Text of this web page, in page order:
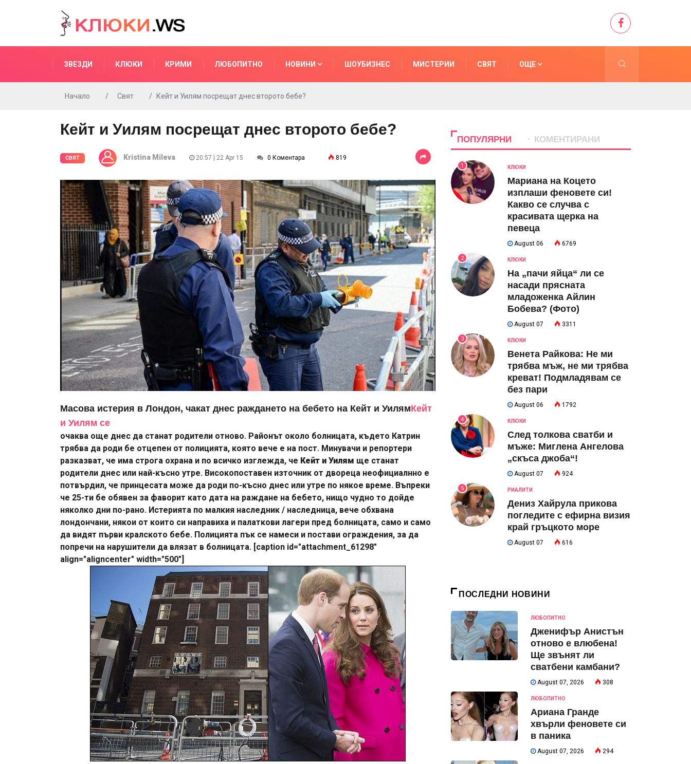
ЗВЕЗДИ КЛЮКИ КРИМИ ЛЮБОПИТНО НОВИНИ ШОУБИЗНЕС МИСТЕРИИ СВЯТ ОЩЕ
Начало Свят Кейт и Уилям посрещат днес второто бебе?
Кейт и Уилям посрещат днес второто бебе?
СВЯТ Kristina Mileva 20:57 | 22 Apr 15 0 Коментара 819
Масова истерия в Лондон, чакат днес раждането на бебето на Кейт и УилямКейт
и Уилям се
очаква още днес да станат родители отново. Районът около болницата, където Катрин
трябва да роди бе отцепен от полицията, която вече е на пост. Минувачи и репортери
разказват, че има строга охрана и по всичко изглежда, че Кейт и Уилям ще станат
родители днес или най-късно утре. Високопоставен източник от двореца неофициалнно е
потвърдил, че принцесата може да роди по-късно днес или утре по някое време. Въпреки
че 25-ти бе обявен за фаворит като дата на раждане на бебето, нищо чудно то дойде
няколко дни по-рано. Истерията по малкия наследник / наследница, вече обхвана
лондончани, някои от които си направиха и палаткови лагери пред болницата, само и само
да видят първи кралското бебе. Полицията пък се намеси и постави ограждения, за да
попречи на нарушители да влязат в болницата. [caption id="attachment_61298"
align="aligncenter" width="500"]
ПОПУЛЯРНИ КОМЕНТИРАНИ
1 КЛЮКИ
Мариана на Коцето
изплаши феновете си!
Какво се случва с
красивата щерка на
певеца
August 06 6769
2 КЛЮКИ
На „пачи яйца“ ли се
насади прясната
младоженка Айлин
Бобева? (Фото)
August 07 3311
3 КЛЮКИ
Венета Райкова: Не ми
трябва мъж, не ми трябва
креват! Подмладявам се
без пари
August 06 1792
4 КЛЮКИ
След толкова сватби и
мъже: Миглена Ангелова
„скъса джоба“!
August 07 924
5 РИАЛИТИ
Дениз Хайрула прикова
погледите с ефирна визия
край гръцкото море
August 07 616
ПОСЛЕДНИ НОВИНИ
ЛЮБОПИТНО
Дженифър Анистън
отново е влюбена!
Ще звънят ли
сватбени камбани?
August 07, 2026 308
ЛЮБОПИТНО
Ариана Гранде
хвърли феновете си
в паника
August 07, 2026 294